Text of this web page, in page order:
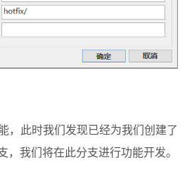
，此时我们发现已经为我们创建了
，我们将在此分支进行功能开发。